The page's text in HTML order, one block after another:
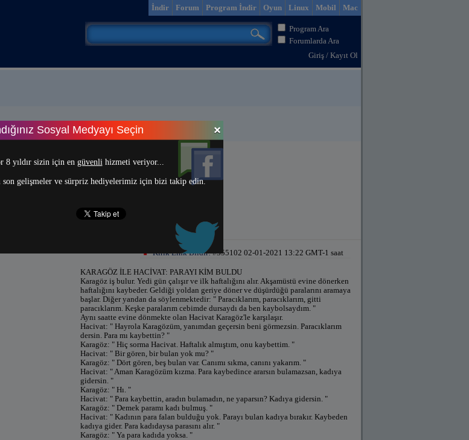
Mac
Mobil
Linux
Oyun
Program İndir
Forum
İndir
Program Ara
Forumlarda Ara
Giriş / Kayıt Ol
Sosyal Medyayı Seçin
8 yıldır sizin için en güvenlihizmeti veriyor...
son gelişmeler ve sürpriz hediyelerimiz için bizi takip edin.
Kırık Link Bildir!#355102 02-01-2021 13:22 GMT-1 saat
KARAGÖZ İLE HACİVAT: PARAYI KİM BULDU
Karagöz iş bulur. Yedi gün çalışır ve ilk haftalığını alır. Akşamüstü evine dönerken
haftalığını kaybeder. Geldiği yoldan geriye döner ve düşürdüğü paralarını aramaya
başlar. Diğer yandan da söylenmektedir: " Paracıklarım, paracıklarım, gitti
paracıklarım. Keşke paralarım cebimde dursaydı da ben kaybolsaydım. "
Aynı saatte evine dönmekte olan Hacivat Karagöz'le karşılaşır.
Hacivat: " Hayrola Karagözüm, yanımdan geçersin beni görmezsin. Paracıklarım
dersin. Para mı kaybettin? "
Karagöz: " Hiç sorma Hacivat. Haftalık almıştım, onu kaybettim. "
Hacivat: " Bir gören, bir bulan yok mu? "
Karagöz: " Dört gören, beş bulan var. Canımı sıkma, canını yakarım. "
Hacivat: " Aman Karagözüm kızma. Para kaybedince ararsın bulamazsan, kadıya
gidersin. "
Karagöz: " Hı. "
Hacivat: " Para kaybettin, aradın bulamadın, ne yaparsın? Kadıya gidersin. "
Karagöz: " Demek paramı kadı bulmuş. "
Hacivat: " Kadının para falan bulduğu yok. Parayı bulan kadıya bırakır. Kaybeden
kadıya gider. Para kadıdaysa parasını alır. "
Karagöz: " Ya para kadıda yoksa. "